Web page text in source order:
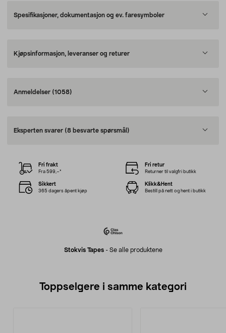
Spesifikasjoner, dokumentasjon og ev. faresymboler
Kjøpsinformasjon, leveranser og returer
Anmeldelser (1058)
Eksperten svarer (8 besvarte spørsmål)
Stokvis Tapes- Se alle produktene
Fri frakt
Fra 599,–*
Fri retur
Returner til valgfri butikk
Sikkert
365 dagers åpent kjøp
Klikk&Hent
Bestill på nett og hent i butikk
Toppselgere i samme kategori